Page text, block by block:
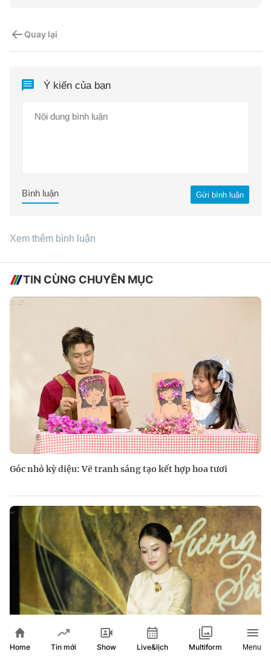
Quay lại
Ý kiến của bạn
Gửi bình luận
Bình luận
Xem thêm bình luận
TIN CÙNG CHUYÊN MỤC
Góc nhỏ kỳ diệu: Vẽ tranh sáng tạo kết hợp hoa tươi
Home Tin mới Show Live&lịch Multiform Menu